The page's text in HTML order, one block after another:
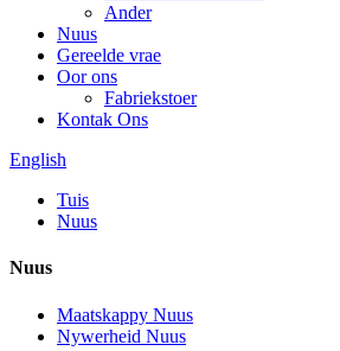
Ander
Nuus
Gereelde vrae
Oor ons
Fabriekstoer
Kontak Ons
English
Tuis
Nuus
Nuus
Maatskappy Nuus
Nywerheid Nuus